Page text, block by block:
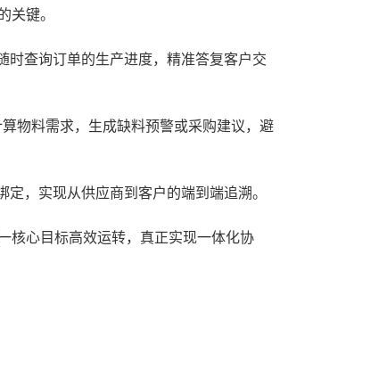
关键。
查询订单的生产进度，精准答复客户交
料需求，生成缺料预警或采购建议，避
，实现从供应商到客户的端到端追溯。
心目标高效运转，真正实现一体化协